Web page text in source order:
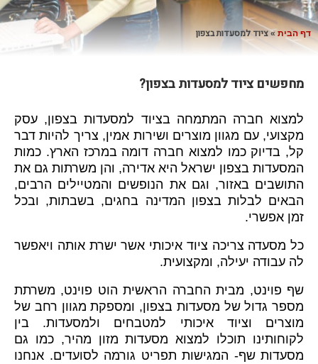
דף הבית »ציוד למסעדות בצפון
מחפשים ציוד למסעדות בצפון?
למצוא חברה המתמחה בציוד למסעדות בצפון, עסק
מקצועי, עם מגוון מוצרים ושירות אמין, צריך להיות דבר
קל, בדיוק כמו למצוא חברה דומה במרכז הארץ. כמות
המסעדות בצפון ישראל היא אדירה, והן משרתות גם את
התושבים באזור, וגם את הנופשים והמטיילים הרבים,
הבאים לבלות בצפון המדינה בחגים, בשבתות, ובכל
זמן אפשרי.
כל מסעדה צריכה ציוד איכותי אשר ישרת אותה ויאפשר
לה עבודה יעילה, ומקצועית.
שף פוינט, מבית החברה הראשית הוט פוינט, משרתת
מספר גדול של מסעדות בצפון, ומספקת מגוון רחב של
מוצרים וציוד איכותי למטבחים ולמסעדות. בין
לקוחותינו תוכלו למצוא מסעדות מזון מהיר, כמו גם
מסעדות שף- המגישות תפריט גורמה לסועדים. אנחנו